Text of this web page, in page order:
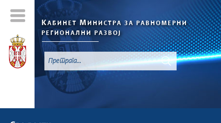
КАБИНЕТ М ИНИСТРА ЗА РАВНОМЕРНИ
РЕГИОНАЛНИ РАЗВОЈ